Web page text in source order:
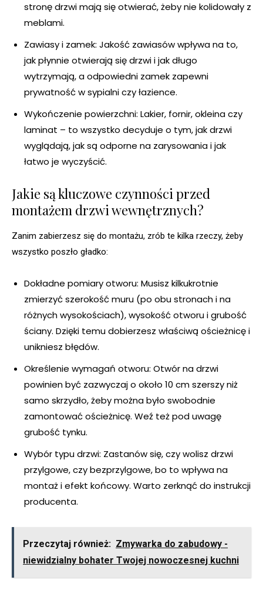
stronę drzwi mają się otwierać, żeby nie kolidowały z
meblami.
Zawiasy i zamek: Jakość zawiasów wpływa na to,
jak płynnie otwierają się drzwi i jak długo
wytrzymają, a odpowiedni zamek zapewni
prywatność w sypialni czy łazience.
Wykończenie powierzchni: Lakier, fornir, okleina czy
laminat – to wszystko decyduje o tym, jak drzwi
wyglądają, jak są odporne na zarysowania i jak
łatwo je wyczyścić.
Jakie są kluczowe czynności przed
montażem drzwi wewnętrznych?
Zanim zabierzesz się do montażu, zrób te kilka rzeczy, żeby
wszystko poszło gładko:
Dokładne pomiary otworu: Musisz kilkukrotnie
zmierzyć szerokość muru (po obu stronach i na
różnych wysokościach), wysokość otworu i grubość
ściany. Dzięki temu dobierzesz właściwą ościeżnicę i
unikniesz błędów.
Określenie wymagań otworu: Otwór na drzwi
powinien być zazwyczaj o około 10 cm szerszy niż
samo skrzydło, żeby można było swobodnie
zamontować ościeżnicę. Weź też pod uwagę
grubość tynku.
Wybór typu drzwi: Zastanów się, czy wolisz drzwi
przylgowe, czy bezprzylgowe, bo to wpływa na
montaż i efekt końcowy. Warto zerknąć do instrukcji
producenta.
Przeczytaj również: Zmywarka do zabudowy -
niewidzialny bohater Twojej nowoczesnej kuchni